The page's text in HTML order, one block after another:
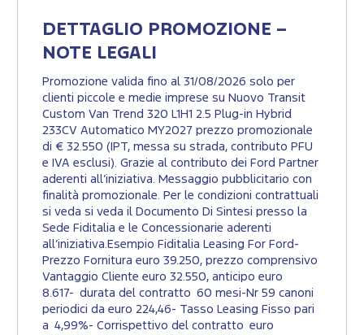
DETTAGLIO PROMOZIONE –
NOTE LEGALI
Promozione valida fino al 31/08/2026 solo per
clienti piccole e medie imprese su Nuovo Transit
Custom Van Trend 320 L1H1 2.5 Plug-in Hybrid
233CV Automatico MY2027 prezzo promozionale
di € 32.550 (IPT, messa su strada, contributo PFU
e IVA esclusi). Grazie al contributo dei Ford Partner
aderenti all’iniziativa. Messaggio pubblicitario con
finalità promozionale. Per le condizioni contrattuali
si veda si veda il Documento Di Sintesi presso la
Sede Fiditalia e le Concessionarie aderenti
all’iniziativa.Esempio Fiditalia Leasing For Ford-
Prezzo Fornitura euro 39.250, prezzo comprensivo
Vantaggio Cliente euro 32.550, anticipo euro
8.617- durata del contratto 60 mesi-Nr 59 canoni
periodici da euro 224,46- Tasso Leasing Fisso pari
a 4,99%- Corrispettivo del contratto euro